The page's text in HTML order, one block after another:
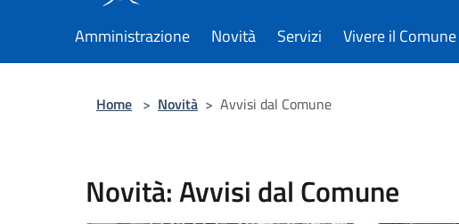
Amministrazione Novità Servizi Vivere il Comune
Home > Novità > Avvisi dal Comune
Novità: Avvisi dal Comune